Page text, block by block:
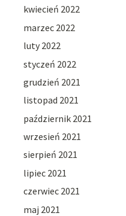
kwiecień 2022
marzec 2022
luty 2022
styczeń 2022
grudzień 2021
listopad 2021
październik 2021
wrzesień 2021
sierpień 2021
lipiec 2021
czerwiec 2021
maj 2021